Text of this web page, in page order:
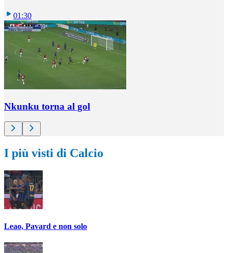
01:30
Nkunku torna al gol
I più visti di Calcio
Leao, Pavard e non solo